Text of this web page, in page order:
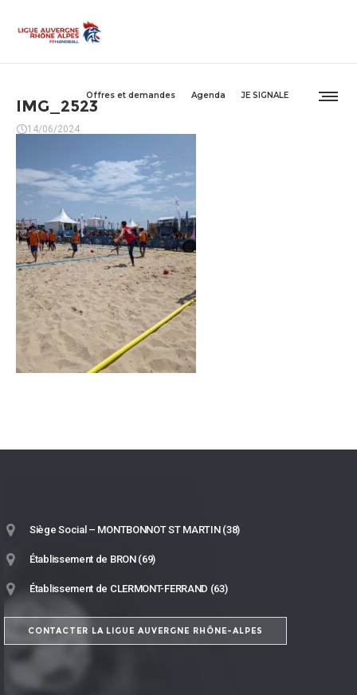
Offres et demandes Agenda JE SIGNALE
IMG_2523
14/06/2024
Siège Social – MONTBONNOT ST MARTIN (38)
Établissement de BRON (69)
Établissement de CLERMONT-FERRAND (63)
CONTACTER LA LIGUE AUVERGNE RHÔNE-ALPES